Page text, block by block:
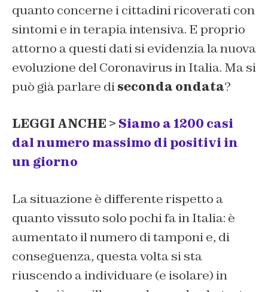
quanto concerne i cittadini ricoverati con
sintomi e in terapia intensiva. E proprio
attorno a questi dati si evidenzia la nuova
evoluzione del Coronavirus in Italia. Ma si
può già parlare diseconda ondata?
LEGGI ANCHE > Siamo a 1200 casi
dal numero massimo di positivi in
un giorno
La situazione è differente rispetto a
quanto vissuto solo pochi fa in Italia: è
aumentato il numero di tamponi e, di
conseguenza, questa volta si sta
riuscendo a individuare (e isolare) in